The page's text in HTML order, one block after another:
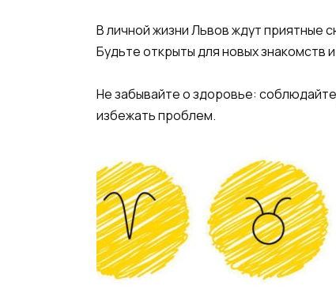
В личной жизни Львов ждут приятные
Будьте открыты для новых знакомств
Не забывайте о здоровье:
избежать проблем.